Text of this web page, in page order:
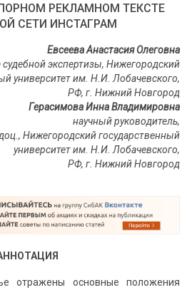
РЕКЛАМНОМ ТЕКСТЕ
СЕТИ ИНСТАГРАМ
Евсеева Анастасия Олеговна
судебной экспертизы, Нижегородский
университет им. Н.И. Лобачевского,
РФ, г. Нижний Новгород
Герасимова Инна Владимировна
научный руководитель,
Нижегородский государственный
университет им. Н.И. Лобачевского,
РФ, г. Нижний Новгород
отражены основные положения